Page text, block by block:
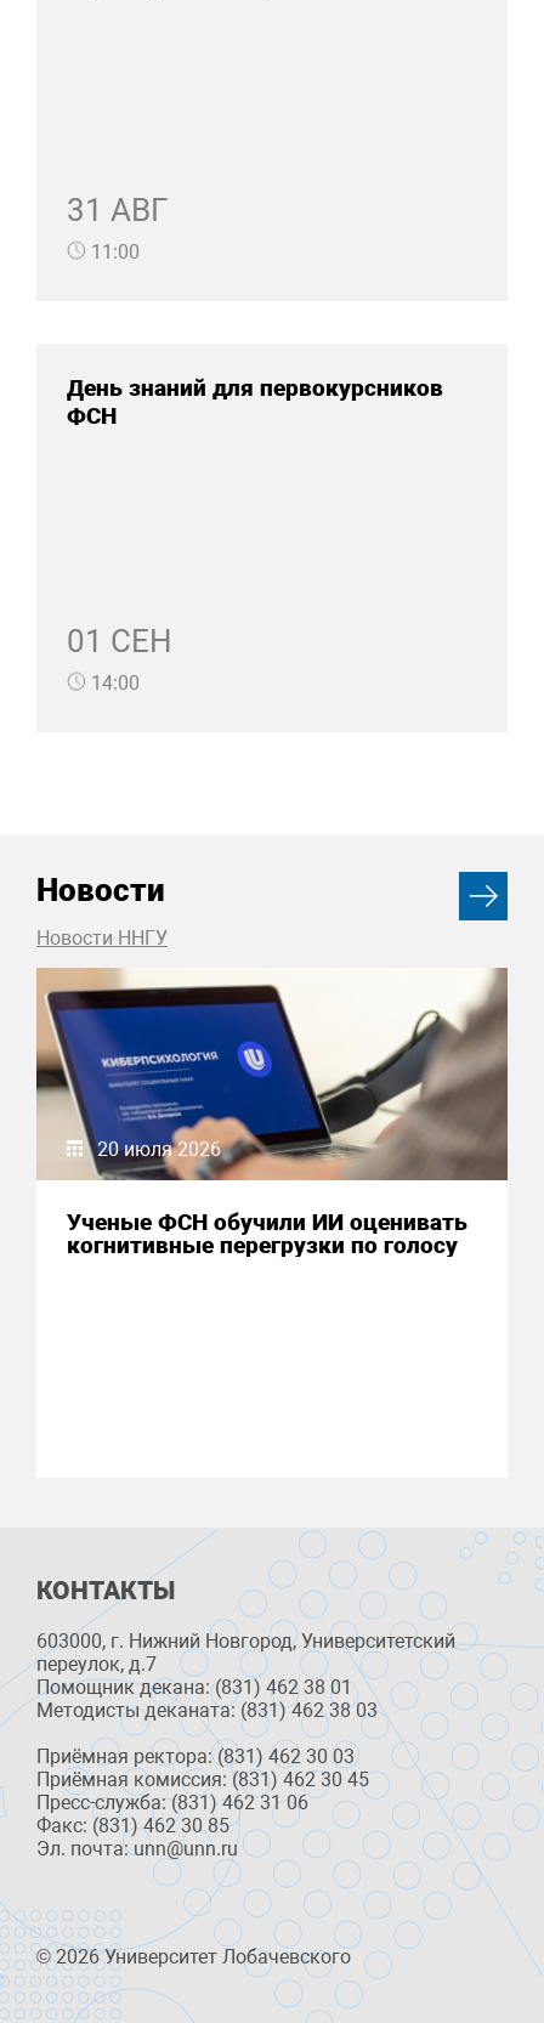
31 АВГ
11:00
День знаний для первокурсников
ФСН
01 СЕН
14:00
Новости
Новости ННГУ
20 июля 2026
Ученые ФСН обучили ИИ оценивать
когнитивные перегрузки по голосу
КОНТАКТЫ
603000, г. Нижний Новгород, Университетский
переулок, д.7
Помощник декана: (831) 462 38 01
Методисты деканата: (831) 462 38 03
Приёмная ректора: (831) 462 30 03
Приёмная комиссия: (831) 462 30 45
Пресс-служба: (831) 462 31 06
Факс: (831) 462 30 85
Эл. почта: unn@unn.ru
© 2026 Университет Лобачевского